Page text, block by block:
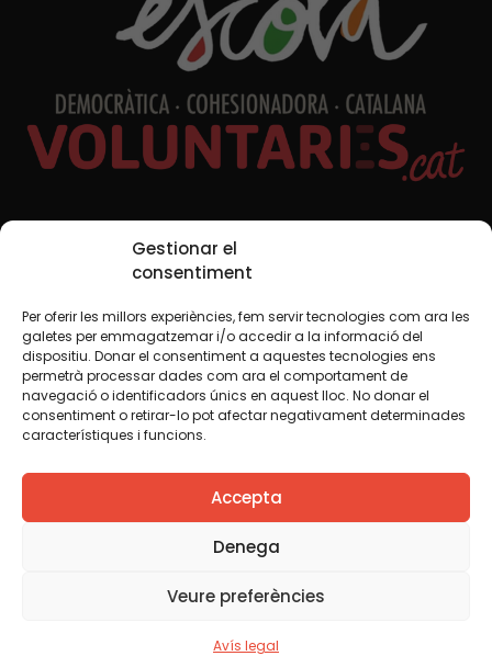
Gestionar el
consentiment
Per oferir les millors experiències, fem servir tecnologies com ara les
galetes per emmagatzemar i/o accedir a la informació del
dispositiu. Donar el consentiment a aquestes tecnologies ens
permetrà processar dades com ara el comportament de
navegació o identificadors únics en aquest lloc. No donar el
consentiment o retirar-lo pot afectar negativament determinades
característiques i funcions.
Accepta
Denega
Veure preferències
Avís legal
Xarxes Socials
TWT YTB IG FB IN
Avís legalPolítica de cookies
Creiem que el coneixement s’ha de compartir. Per això
fem servir una llicència Creative Commons, llevat que en
algun material indiquem el contrari. Us animem a copiar,
redistribuir, remesclar o transformar i crear els continguts
comercial. Només us demanem que reconegueu